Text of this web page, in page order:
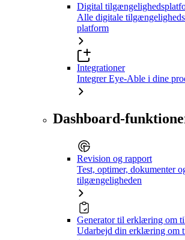
Digital
Alle digitale
platform
Integrationer
Integrer Eye-Able i dine
Dashboard-
Revision og rapport
Test, optimer, dokumenter
tilgængeligheden
Generator til erklæring om
Udarbejd din erklæring om